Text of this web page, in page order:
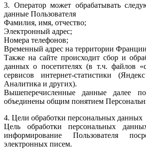
3. Оператор может обрабатывать
данные Пользователя
Фамилия, имя, отчество;
Электронный адрес;
Номера телефонов;
Временный адрес на территории
Также на сайте происходит сбор и
данных о посетителях (в т.ч. файлов
сервисов интернет-статистики
Аналитика и других).
Вышеперечисленные данные далее
объединены общим понятием
4. Цели обработки персональных данных
Цель обработки персональных
информирование Пользователя
электронных писем.